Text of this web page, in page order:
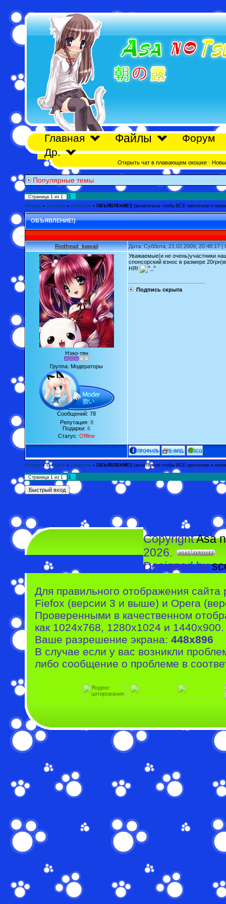
Главная Файлы
Форум
Др.
Открыть чат в плавающем окошке·
Популярные темы
Страница 1 из 1 1
Форум » О клубе » Новости » ОБЪЯВЛЕНИЕ!) (желательно чтобы ВСЕ прочитали и
ОБЪЯВЛЕНИЕ!)
Redhead_kawaii Дата: Суббота, 21.02.2009, 20:48:17
Нэко-тян
Группа: Модераторы
Сообщений: 78
Репутация: 8
Подарки: 6
Статус: Offline
Уважаемые(и не очень)участники
спонсорский взнос в размере
НЯ!
Подпись скрыта
Форум » О клубе » Новости » ОБЪЯВЛЕНИЕ!) (желательно чтобы ВСЕ прочитали и
Страница 1 из 1 1
CopyrightAsa
2026.
Designed by
Для правильного отображения
Fiefox (версии 3 и выше) и Opera
Проверенными в качественном
как 1024x768, 1280x1024 и 1440x900.
Ваше разрешение экрана: 448x896
В случае если у вас возникли
либо сообщение о проблеме в